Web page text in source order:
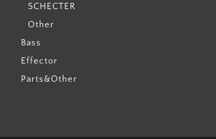
SCHECTER
Other
Bass
Effector
Parts&Other